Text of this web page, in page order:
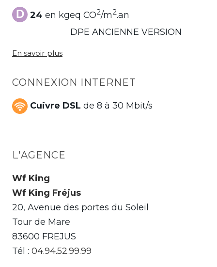
D 24 en kgeq CO2/m2.an
DPE ANCIENNE VERSION
En savoir plus
CONNEXION INTERNET
Cuivre DSL de 8 à 30 Mbit/s
L'AGENCE
Wf King
Wf King Fréjus
20, Avenue des portes du Soleil
Tour de Mare
83600 FREJUS
Tél : 04.94.52.99.99